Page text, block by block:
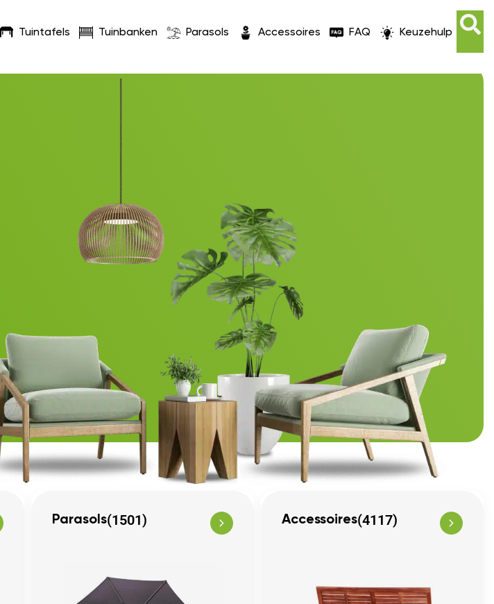
Tuintafels Tuinbanken Parasols Accessoires FAQ Keuzehulp
Parasols(1501) Accessoires(4117)